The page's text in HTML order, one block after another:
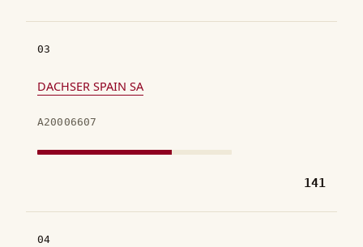
03
DACHSER SPAIN SA
A20006607
141
04